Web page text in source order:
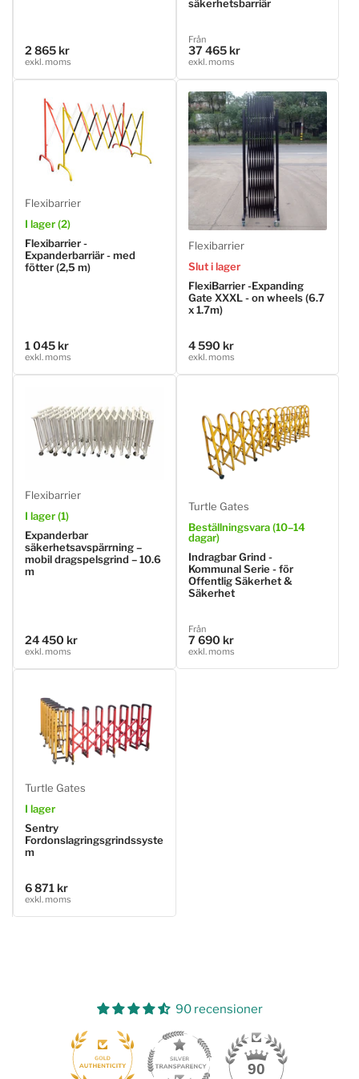
Ordinarie
pris
2 865 kr
exkl. moms
säkerhetsbarriär
Ordinarie
pris
Från
37 465 kr
exkl. moms
Flexibarrier
I lager (2)
Flexibarrier -
Expanderbarriär - med
fötter (2,5 m)
Ordinarie
pris
1 045 kr
exkl. moms
Flexibarrier
Slut i lager
FlexiBarrier -Expanding
Gate XXXL - on wheels (6.7
x 1.7m)
Ordinarie
pris
4 590 kr
exkl. moms
Flexibarrier
I lager (1)
Expanderbar
säkerhetsavspärrning –
mobil dragspelsgrind – 10.6
m
Ordinarie
pris
24 450 kr
exkl. moms
Turtle Gates
Beställningsvara (10–14
dagar)
Indragbar Grind -
Kommunal Serie - för
Offentlig Säkerhet &
Säkerhet
Ordinarie
pris
Från
7 690 kr
exkl. moms
Turtle Gates
I lager
Sentry
Fordonslagringsgrindssyste
m
Ordinarie
pris
6 871 kr
exkl. moms
90 recensioner
90